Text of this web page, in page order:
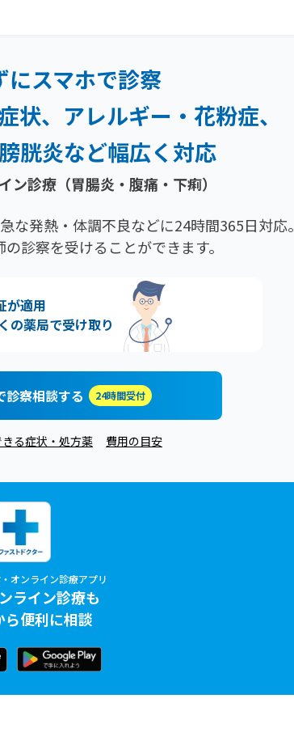
にスマホで診察
状、 アレルギー・花粉症、
胱炎など幅広く対応
ン診療（胃腸炎・腹痛・下痢）
な発熱・体調不良などに24時間365日対応。
診察を受けることができます。
が適用
の薬局で受け取り
診察相談する 24時間受付
る症状・処方薬 費用の目安
オンライン診療アプリ
ライン診療も
ら便利に相談